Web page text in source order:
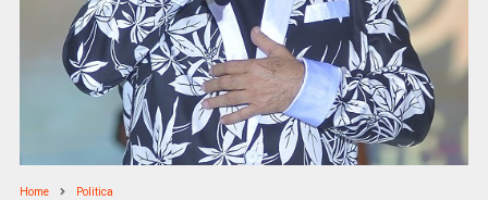
Home Politica